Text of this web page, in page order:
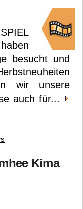
besucht und
wir unsere
auch für...
Kima